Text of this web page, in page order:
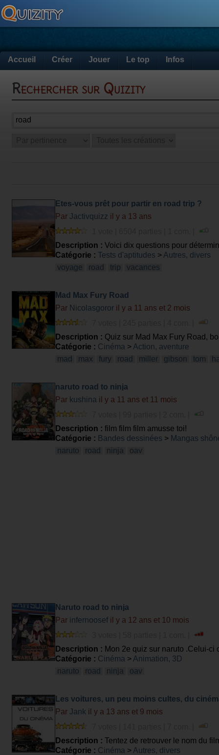
Accueil Créer Jouer Le top Infos
Rechercher sur Quizity
Etes-vous prêt pour partir en road trip ?
Par Jactivquizz il y a 13 ans
Description : Voici dix questions pour
Catégorie : Tests d'aptitudes > Autres, divers
voyage
road trip vacances
Mad Max Fury Road
Par Nicolasgoror il y a 11 ans et 2 mois
Description : Quiz sur Mad Max Fury Road,
Catégorie : Cinéma > Action, aventure
mad
max fury road miller gibson tom
naruto road to ninja
Par kushina il y a 11 ans et 11 mois
Description : film film film amusse toi!
Catégorie : Bandes dessinées > Mangas
naruto
road ninja oav
Naruto road to ninja
Par infernoosef il y a 12 ans et 10 mois
Description : Mon 2e quiz sur naruto .Celui-
Catégorie : Cinéma > Animation, 3D
naruto
road ninja oav
Les voitures, un peu moins cultes, du
Par Jank il y a 13 ans et 9 mois
Description : Tentez de retrouver le nom du
Catégorie : Cinéma > Autres, divers